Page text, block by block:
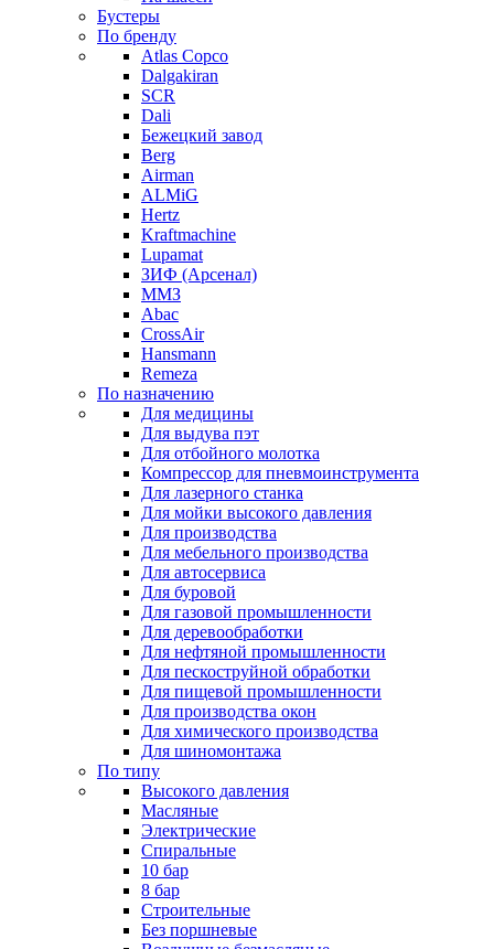
Бустеры
По бренду
Atlas Copco
Dalgakiran
SCR
Dali
Бежецкий завод
Berg
Airman
ALMiG
Hertz
Kraftmachine
Lupamat
ЗИФ (Арсенал)
ММЗ
Abac
CrossAir
Hansmann
Remeza
По назначению
Для медицины
Для выдува пэт
Для отбойного молотка
Компрессор для пневмоинструмента
Для лазерного станка
Для мойки высокого давления
Для производства
Для мебельного производства
Для автосервиса
Для буровой
Для газовой промышленности
Для деревообработки
Для нефтяной промышленности
Для пескоструйной обработки
Для пищевой промышленности
Для производства окон
Для химического производства
Для шиномонтажа
По типу
Высокого давления
Масляные
Электрические
Спиральные
10 бар
8 бар
Cтроительные
Без поршневые